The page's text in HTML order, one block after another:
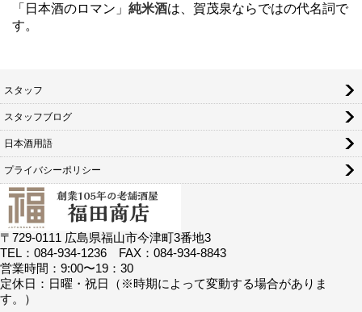
「日本酒のロマン」 純米酒は、賀茂泉ならではの代名詞で
す。
スタッフ
スタッフブログ
日本酒用語
プライバシーポリシー
〒729-0111 広島県福山市今津町3番地3
TEL：084-934-1236 FAX：084-934-8843
営業時間：9:00〜19：30
定休日：日曜・祝日（※時期によって変動する場合がありま
す。）